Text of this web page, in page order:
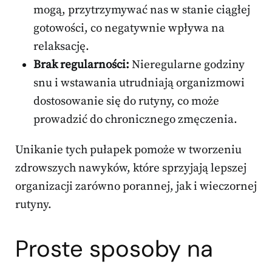
mogą, przytrzymywać nas w stanie ciągłej
gotowości, co negatywnie wpływa na
relaksację.
Brak regularności: Nieregularne godziny
snu i wstawania utrudniają organizmowi
dostosowanie się do rutyny, co może
prowadzić do chronicznego zmęczenia.
Unikanie tych pułapek pomoże w tworzeniu
zdrowszych nawyków, które sprzyjają lepszej
organizacji zarówno porannej, jak i wieczornej
rutyny.
Proste sposoby na